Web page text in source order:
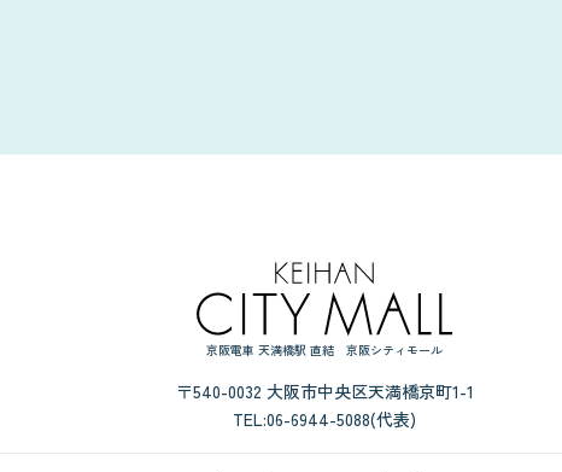
京阪電車 天満橋駅 直結 京阪シティモール
〒540-0032 大阪市中央区天満橋京町1-1
TEL:06-6944-5088(代表)